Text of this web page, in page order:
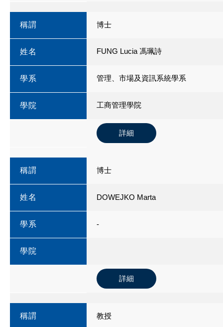
稱謂 博士
姓名 FUNG Lucia 馮珮詩
學系 管理、市場及資訊系統學系
學院 工商管理學院
詳細
稱謂 博士
姓名 DOWEJKO Marta
學系 -
學院
詳細
稱謂 教授